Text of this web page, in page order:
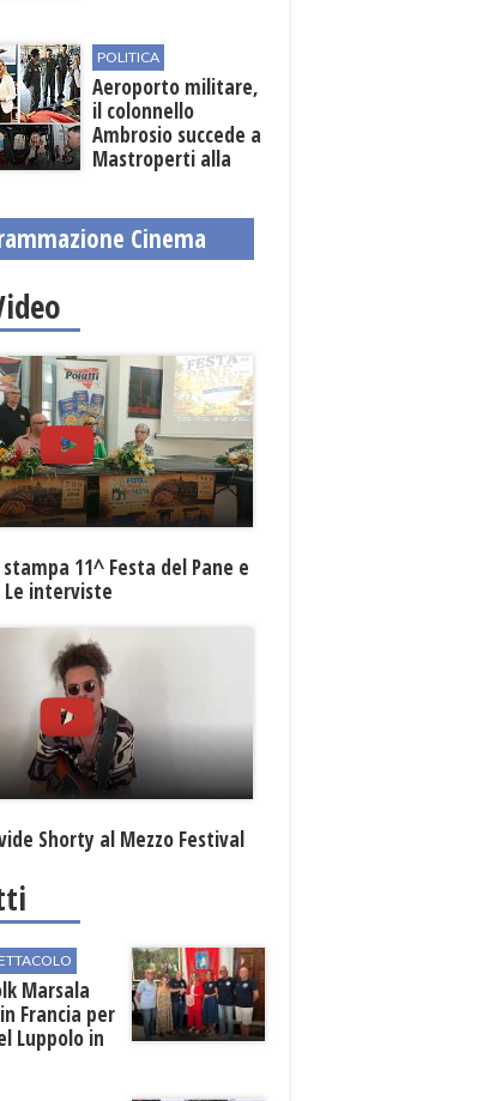
roghi
POLITICA
Aeroporto militare,
il colonnello
Ambrosio succede a
Mastroperti alla
Cinema
11^ Festa del Pane e
Le interviste
Shorty al Mezzo Festival
Marsala
Francia per
Luppolo in